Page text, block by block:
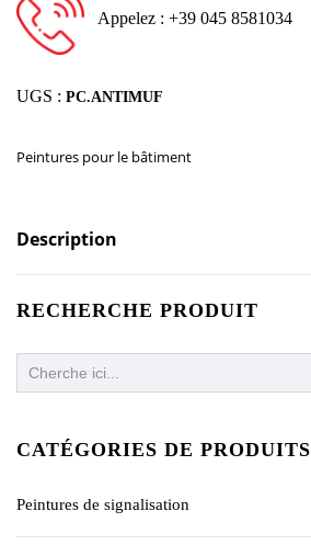
Appelez : +39 045 8581034
UGS : PC.ANTIMUF
Peintures pour le bâtiment
Description
RECHERCHE PRODUIT
Search
for:
CATÉGORIES DE PRODUITS
Peintures de signalisation